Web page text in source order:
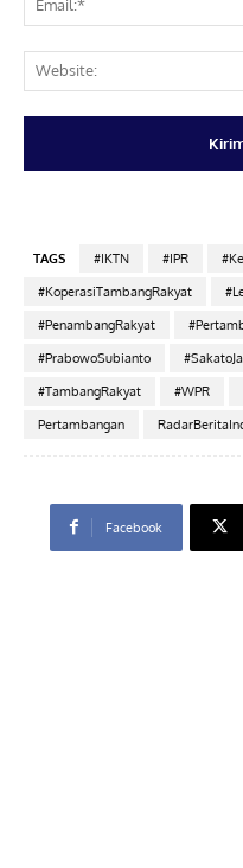
TAGS #IKTN #IPR
#KoperasiTambangRakyat
#PenambangRakyat
#PrabowoSubianto
#TambangRakyat
#WPR
Pertambangan
Facebook